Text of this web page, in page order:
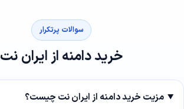
سوالات پرتکرار
خرید دامنه از ایران نت
مزیت خرید دامنه از ایران نت چیست؟